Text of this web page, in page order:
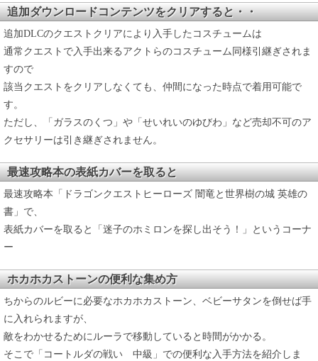
追加ダウンロードコンテンツをクリアすると・・
追加DLCのクエストクリアにより入手したコスチュームは
通常クエストで入手出来るアクトらのコスチューム同様引継ぎされま
すので
該当クエストをクリアしなくても、仲間になった時点で着用可能で
す。
ただし、「ガラスのくつ」や「せいれいのゆびわ」など売却不可のア
クセサリーは引き継ぎされません。
最速攻略本の表紙カバーを取ると
最速攻略本「ドラゴンクエストヒーローズ 闇竜と世界樹の城 英雄の
書」で、
表紙カバーを取ると「迷子のホミロンを探し出そう！」というコーナ
ー
ホカホカストーンの便利な集め方
ちからのルビーに必要なホカホカストーン、ベビーサタンを倒せば手
に入れられますが、
敵をわかせるためにルーラで移動していると時間がかかる。
そこで「コートルダの戦い 中級」での便利な入手方法を紹介しま